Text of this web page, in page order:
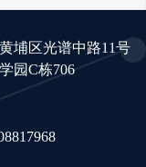
埔区光谱中路11号
园C栋706